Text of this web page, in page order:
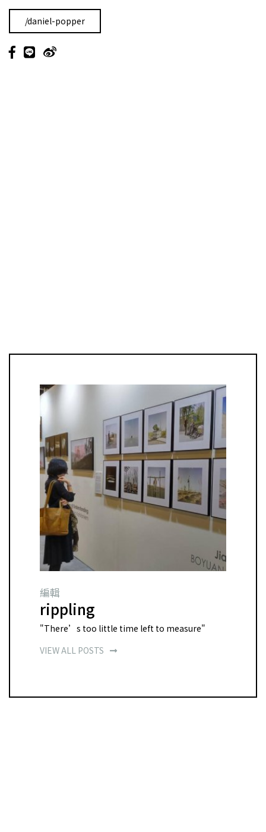
/daniel-popper
編輯
rippling
"There’s too little time left to measure"
VIEW ALL POSTS